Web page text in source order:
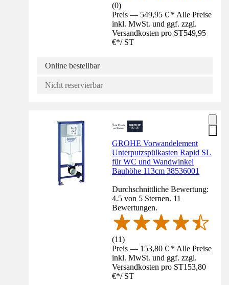
(0)
Preis — 549,95 € * Alle Preise
inkl. MwSt. und ggf. zzgl.
Versandkosten pro ST549,95
€*/ ST
Online bestellbar
Nicht reservierbar
GROHE Vorwandelement
Unterputzspülkasten Rapid SL
für WC und Wandwinkel
Bauhöhe 113cm 38536001
Durchschnittliche Bewertung:
4.5 von 5 Sternen. 11
Bewertungen.
(11)
Preis — 153,80 € * Alle Preise
inkl. MwSt. und ggf. zzgl.
Versandkosten pro ST153,80
€*/ ST